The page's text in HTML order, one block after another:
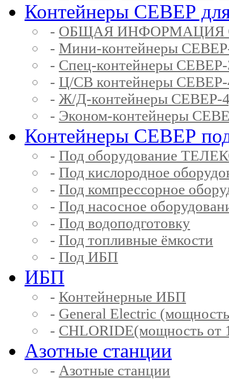
Контейнеры СЕВЕР для
- ОБЩАЯ ИНФОРМАЦИЯ
- Мини-контейнеры
- Спец-контейнеры
- Ц/СВ контейнеры
- Ж/Д-контейнеры
- Эконом-контейнеры
Контейнеры СЕВЕР
- Под оборудование
- Под кислородное
- Под компрессорное
- Под насосное
- Под водоподготовку
- Под топливные ёмкости
- Под ИБП
ИБП
- Контейнерные ИБП
- General Electric
- CHLORIDE(мощность от
Азотные станции
- Азотные станции